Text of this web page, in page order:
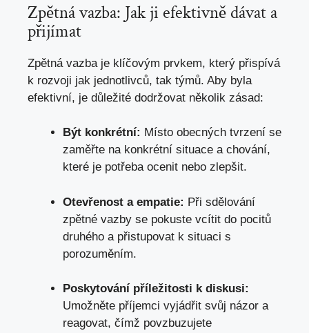
Zpětná vazba: Jak ji efektivně dávat a
přijímat
Zpětná vazba je klíčovým prvkem, který přispívá
k rozvoji jak jednotlivců, tak týmů. Aby byla
efektivní, je důležité dodržovat několik zásad:
Být konkrétní: Místo obecných tvrzení se
zaměřte na konkrétní situace a chování,
které je potřeba ocenit nebo zlepšit.
Otevřenost a empatie: Při sdělování
zpětné vazby se pokuste vcítit do pocitů
druhého a přistupovat k situaci s
porozuměním.
Poskytování příležitosti k diskusi:
Umožněte příjemci vyjádřit svůj názor a
reagovat, čímž povzbuzujete